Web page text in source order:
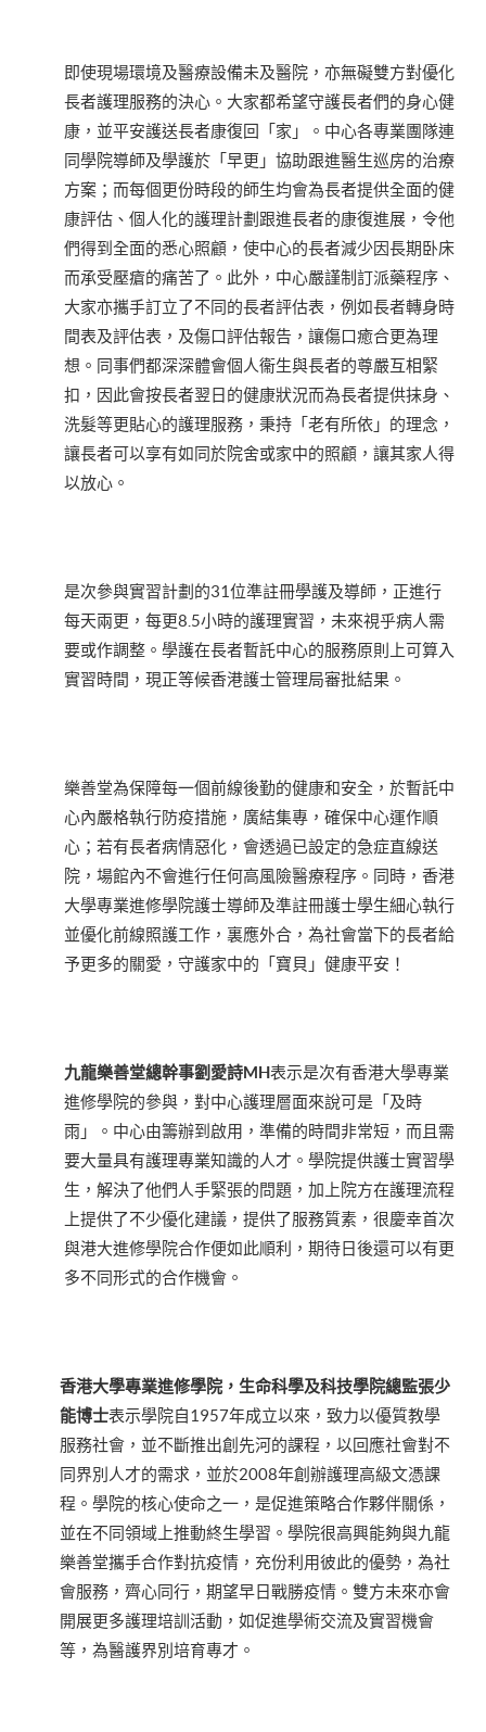
即使現場環境及醫療設備未及醫院，亦無礙雙方對優化
長者護理服務的決心。大家都希望守護長者們的身心健
康，並平安護送長者康復回「家」。中心各專業團隊連
同學院導師及學護於「早更」協助跟進醫生巡房的治療
方案；而每個更份時段的師生均會為長者提供全面的健
康評估、個人化的護理計劃跟進長者的康復進展，令他
們得到全面的悉心照顧，使中心的長者減少因長期卧床
而承受壓瘡的痛苦了。此外，中心嚴謹制訂派藥程序、
大家亦攜手訂立了不同的長者評估表，例如長者轉身時
間表及評估表，及傷口評估報告，讓傷口癒合更為理
想。同事們都深深體會個人衞生與長者的尊嚴互相緊
扣，因此會按長者翌日的健康狀況而為長者提供抹身、
洗髮等更貼心的護理服務，秉持「老有所依」的理念，
讓長者可以享有如同於院舍或家中的照顧，讓其家人得
以放心。
是次參與實習計劃的31位準註冊學護及導師，正進行
每天兩更，每更8.5小時的護理實習，未來視乎病人需
要或作調整。學護在長者暫託中心的服務原則上可算入
實習時間，現正等候香港護士管理局審批結果。
樂善堂為保障每一個前線後勤的健康和安全，於暫託中
心內嚴格執行防疫措施，廣結集專，確保中心運作順
心；若有長者病情惡化，會透過已設定的急症直線送
院，場館內不會進行任何高風險醫療程序。同時，香港
大學專業進修學院護士導師及準註冊護士學生細心執行
並優化前線照護工作，裏應外合，為社會當下的長者給
予更多的關愛，守護家中的「寶貝」健康平安！
九龍樂善堂總幹事劉愛詩MH表示是次有香港大學專業
進修學院的參與，對中心護理層面來說可是「及時
雨」。中心由籌辦到啟用，準備的時間非常短，而且需
要大量具有護理專業知識的人才。學院提供護士實習學
生，解決了他們人手緊張的問題，加上院方在護理流程
上提供了不少優化建議，提供了服務質素，很慶幸首次
與港大進修學院合作便如此順利，期待日後還可以有更
多不同形式的合作機會。
香港大學專業進修學院， 生命科學及科技學院總監張少
能博士表示學院自1957年成立以來，致力以優質教學
服務社會，並不斷推出創先河的課程，以回應社會對不
同界別人才的需求，並於2008年創辦護理高級文憑課
程。學院的核心使命之一，是促進策略合作夥伴關係，
並在不同領域上推動終生學習。學院很高興能夠與九龍
樂善堂攜手合作對抗疫情，充份利用彼此的優勢，為社
會服務，齊心同行，期望早日戰勝疫情。雙方未來亦會
開展更多護理培訓活動，如促進學術交流及實習機會
等，為醫護界別培育專才。